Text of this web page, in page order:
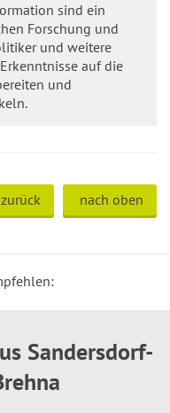
sind ein
Forschung und
und weitere
auf die
und
zurück nach oben
Sandersdorf-